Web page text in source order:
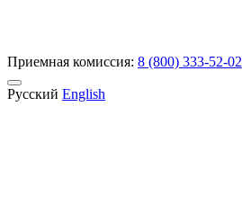
Приемная комиссия: 8 (800) 333-52-02
Русский English